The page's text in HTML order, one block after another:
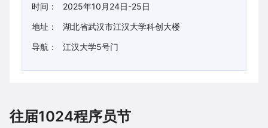
时间：
2025年10月24日-25日
地址：
湖北省武汉市江汉大学科创大楼
导航：
江汉大学5号门
往届1024程序员节